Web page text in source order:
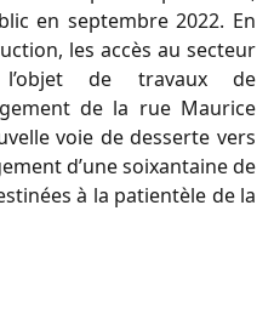
en septembre 2022. En
les accès au secteur
de travaux de
de la rue Maurice
voie de desserte vers
d’une soixantaine de
à la patientèle de la